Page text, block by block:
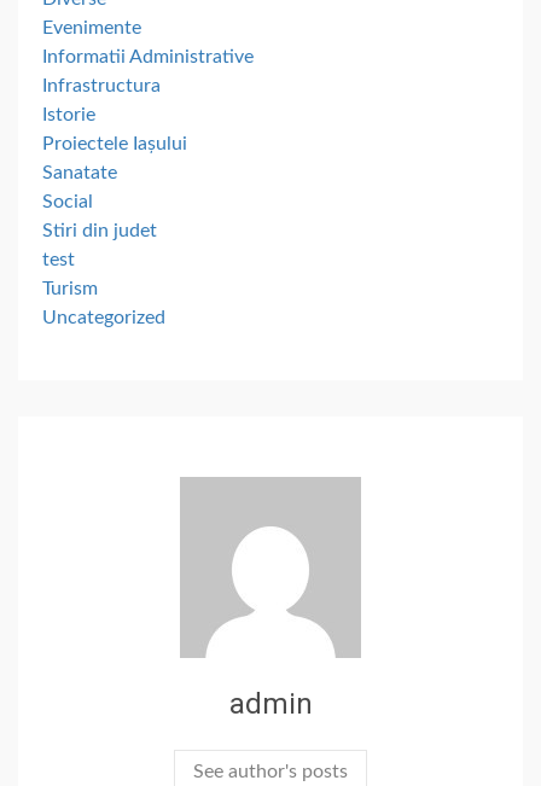
Evenimente
Informatii Administrative
Infrastructura
Istorie
Proiectele Iașului
Sanatate
Social
Stiri din judet
test
Turism
Uncategorized
admin
See author's posts